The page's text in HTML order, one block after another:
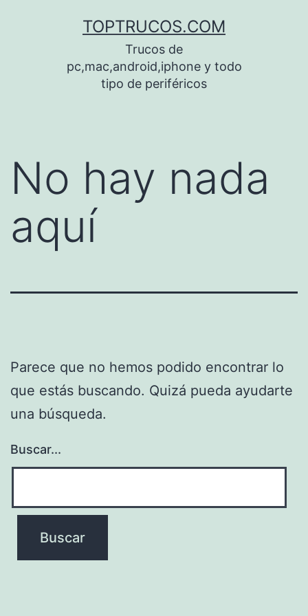
TOPTRUCOS.COM
Trucos de
pc,mac,android,iphone y todo
tipo de periféricos
No hay nada
aquí
Parece que no hemos podido encontrar lo
que estás buscando. Quizá pueda ayudarte
una búsqueda.
Buscar...